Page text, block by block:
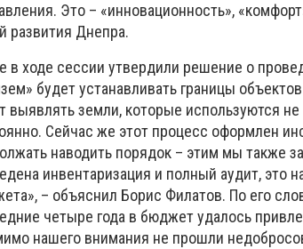
Это – «инновационность»,
развития Днепра.
в ходе сессии утвердили решение о
будет устанавливать границы
выявлять земли, которые используются
Сейчас же этот процесс оформлен
наводить порядок – этим мы также
инвентаризация и полный аудит, это
– объяснил Борис Филатов. По его
четыре года в бюджет удалось
нашего внимания не прошли